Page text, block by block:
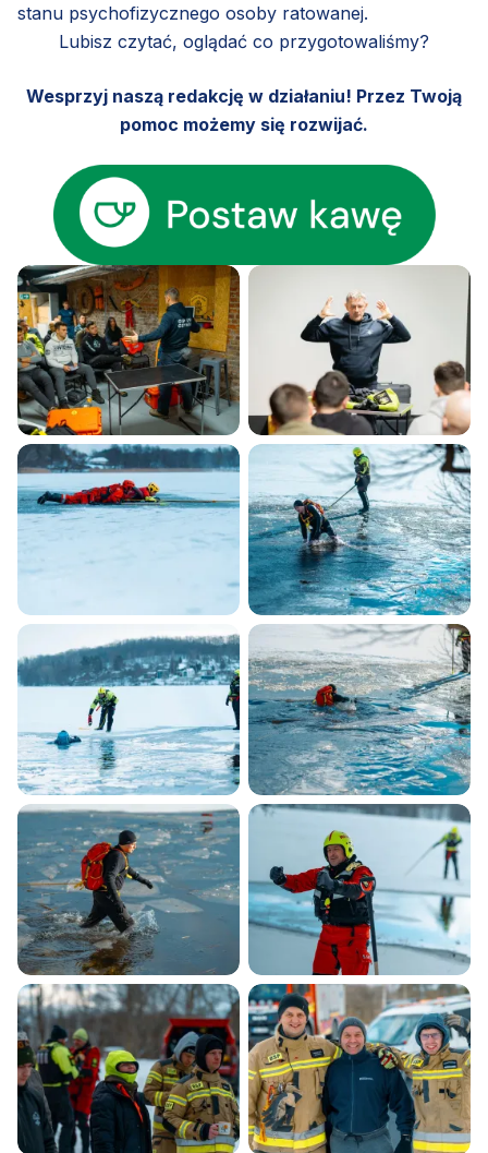
stanu psychofizycznego osoby ratowanej.
Lubisz czytać, oglądać co przygotowaliśmy?
Wesprzyj naszą redakcję w działaniu! Przez Twoją
pomoc możemy się rozwijać.